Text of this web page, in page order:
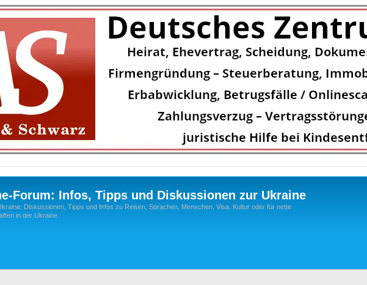
Forum: Infos, Tipps und Diskussionen zur Ukraine
Diskussionen, Tipps und Infos zu Reisen, Sprachen, Menschen, Visa, Kultur oder für nette
in der Ukraine